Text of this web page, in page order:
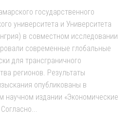
государственного
университета и Университета
в совместном исследовании
современные глобальные
для трансграничного
регионов. Результаты
опубликованы в
научном издании «Экономические